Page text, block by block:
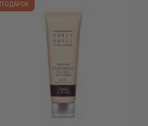
ПОДАРОК